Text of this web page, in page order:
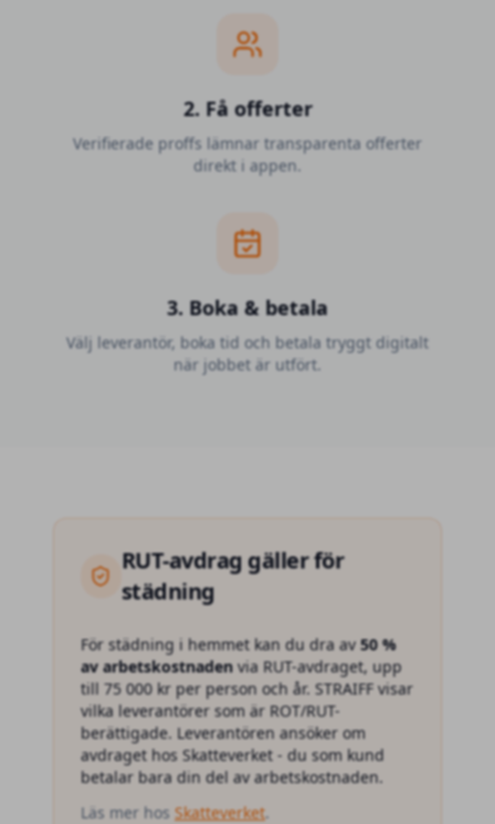
2. Få offerter
Verifierade proffs lämnar transparenta offerter
direkt i appen.
3. Boka & betala
Välj leverantör, boka tid och betala tryggt digitalt
när jobbet är utfört.
RUT-avdrag gäller för
städning
För städning i hemmet kan du dra av50 %
av arbetskostnadenvia RUT-avdraget, upp
till 75 000 kr per person och år. STRAIFF visar
vilka leverantörer som är ROT/RUT-
berättigade. Leverantören ansöker om
avdraget hos Skatteverket - du som kund
betalar bara din del av arbetskostnaden.
Läs mer hos Skatteverket.